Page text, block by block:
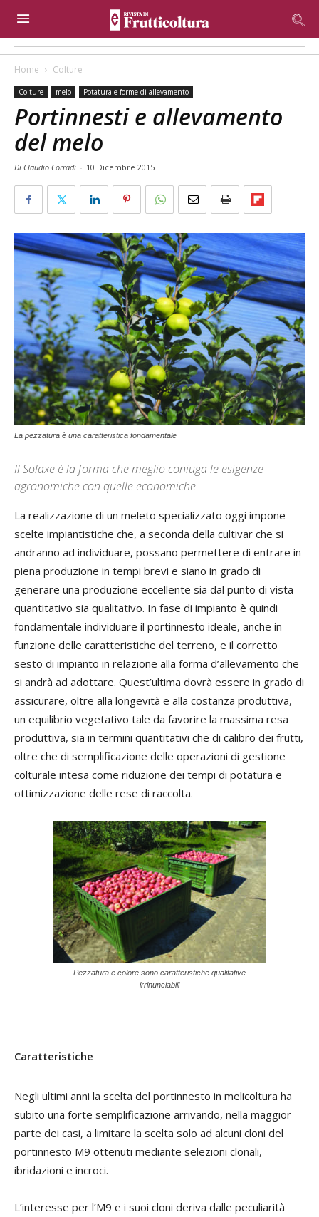
Home Colture
Colture melo Potatura e forme di allevamento
Portinnesti e allevamento
del melo
Di Claudio Corradi - 10 Dicembre 2015
La pezzatura è una caratteristica fondamentale
Il Solaxe è la forma che meglio coniuga le esigenze
agronomiche con quelle economiche
La realizzazione di un meleto specializzato oggi impone
scelte impiantistiche che, a seconda della cultivar che si
andranno ad individuare, possano permettere di entrare in
piena produzione in tempi brevi e siano in grado di
generare una produzione eccellente sia dal punto di vista
quantitativo sia qualitativo. In fase di impianto è quindi
fondamentale individuare il portinnesto ideale, anche in
funzione delle caratteristiche del terreno, e il corretto
sesto di impianto in relazione alla forma d’allevamento che
si andrà ad adottare. Quest’ultima dovrà essere in grado di
assicurare, oltre alla longevità e alla costanza produttiva,
un equilibrio vegetativo tale da favorire la massima resa
produttiva, sia in termini quantitativi che di calibro dei frutti,
oltre che di semplificazione delle operazioni di gestione
colturale intesa come riduzione dei tempi di potatura e
ottimizzazione delle rese di raccolta.
Pezzatura e colore sono caratteristiche qualitative
irrinunciabili
Caratteristiche
Negli ultimi anni la scelta del portinnesto in melicoltura ha
subito una forte semplificazione arrivando, nella maggior
parte dei casi, a limitare la scelta solo ad alcuni cloni del
portinnesto M9 ottenuti mediante selezioni clonali,
ibridazioni e incroci.
L’interesse per l’M9 e i suoi cloni deriva dalle peculiarità